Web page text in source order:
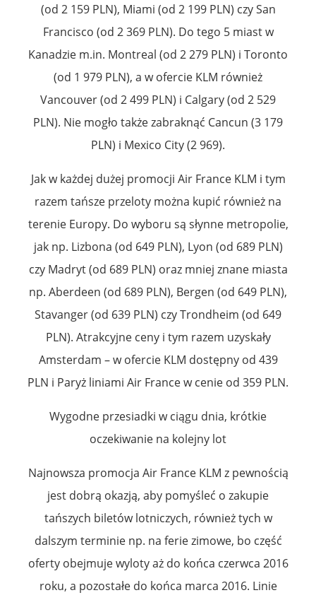
(od 2 159 PLN), Miami (od 2 199 PLN) czy San
Francisco (od 2 369 PLN). Do tego 5 miast w
Kanadzie m.in. Montreal (od 2 279 PLN) i Toronto
(od 1 979 PLN), a w ofercie KLM również
Vancouver (od 2 499 PLN) i Calgary (od 2 529
PLN). Nie mogło także zabraknąć Cancun (3 179
PLN) i Mexico City (2 969).
Jak w każdej dużej promocji Air France KLM i tym
razem tańsze przeloty można kupić również na
terenie Europy. Do wyboru są słynne metropolie,
jak np. Lizbona (od 649 PLN), Lyon (od 689 PLN)
czy Madryt (od 689 PLN) oraz mniej znane miasta
np. Aberdeen (od 689 PLN), Bergen (od 649 PLN),
Stavanger (od 639 PLN) czy Trondheim (od 649
PLN). Atrakcyjne ceny i tym razem uzyskały
Amsterdam – w ofercie KLM dostępny od 439
PLN i Paryż liniami Air France w cenie od 359 PLN.
Wygodne przesiadki w ciągu dnia, krótkie
oczekiwanie na kolejny lot
Najnowsza promocja Air France KLM z pewnością
jest dobrą okazją, aby pomyśleć o zakupie
tańszych biletów lotniczych, również tych w
dalszym terminie np. na ferie zimowe, bo część
oferty obejmuje wyloty aż do końca czerwca 2016
roku, a pozostałe do końca marca 2016. Linie